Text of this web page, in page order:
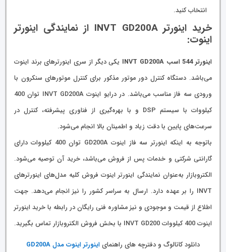
انتخاب کنید.
خرید اینورتر INVT GD200A از نمایندگی اینورتر
اینوت:
اینورتر 544 اسب INVT GD200A
یکی دیگر از سری اینورترهای برند اینوت
می‌باشد. دستگاه کنترل دور موتور مذکور برای کنترل موتورهای سنکرون با
ورودی سه فاز مناسب می‌باشد. در درایو اینوت INVT GD200A توان 400
کیلووات با سیستم DSP و با بهره‌گیری از فناوری پیشرفته، کنترل در
سرعت‌های پایین با دقت زیاد و اطمینان بالا انجام می‌شود.
باتوجه به اینکه اینورتر سه فاز اینوت GD200A توان 400 کیلووات دارای
گارانتی شرکتی و خدمات پس از فروش می‌باشد، خرید آن توصیه می‌شود.
الکتروبازار به‌عنوان نمایندگی اینورتر اینوت فروش کلیه مدل‌های اینورترهای
INVT را بر عهده دارد. ارسال به سراسر کشور را نیز انجام می‌دهد. جهت
اطلاع از قیمت و موجودی و نیز مشاوره فنی رایگان در رابطه با خرید اینورتر
اینوت 400 کیلووات INVT GD200 با بخش فروش الکتروبازار تماس بگیرید.
دانلود کاتالوگ و دفترچه های راهنمای اینورتر اینوت مدل GD200A